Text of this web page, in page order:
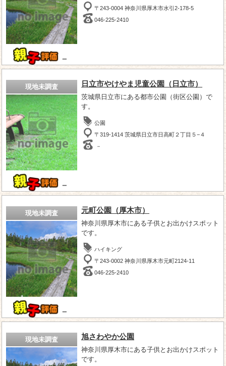
－
〒243-0004 神奈川県厚木市水引2-178-5
046-225-2410
現地未調査
－
日立市やけやま児童公園（日立市）
茨城県日立市にある都市公園（街区公園）で
す。
公園
〒319-1414 茨城県日立市日高町２丁目５−４
－
現地未調査
－
元町公園（厚木市）
神奈川県厚木市にある子供とお出かけスポット
です。
ハイキング
〒243-0002 神奈川県厚木市元町2124-11
046-225-2410
現地未調査 旭さわやか公園
神奈川県厚木市にある子供とお出かけスポット
です。